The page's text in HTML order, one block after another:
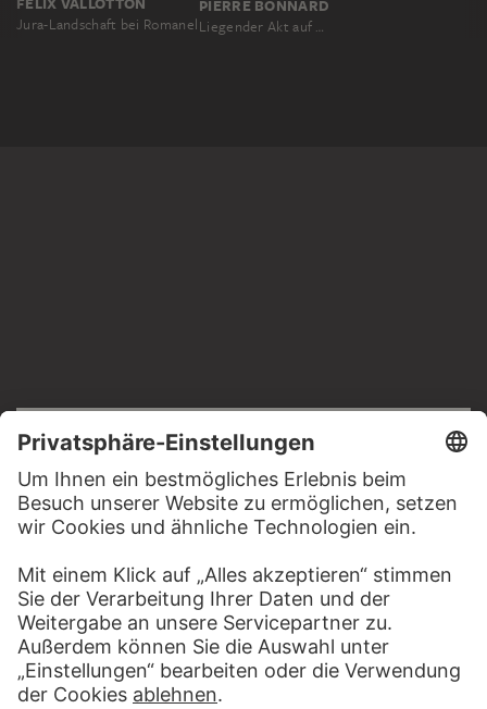
Jura-Landschaft bei Romanel
PIERRE BONNARD
Liegender Akt auf weißblau kariertem Grund
Impressum
Datenschutz
Copyright © 2026 Städel Museum
All rights reserved.
DIGITALE SAMMLUNG
Startseite
Werke
Künstler
Alben